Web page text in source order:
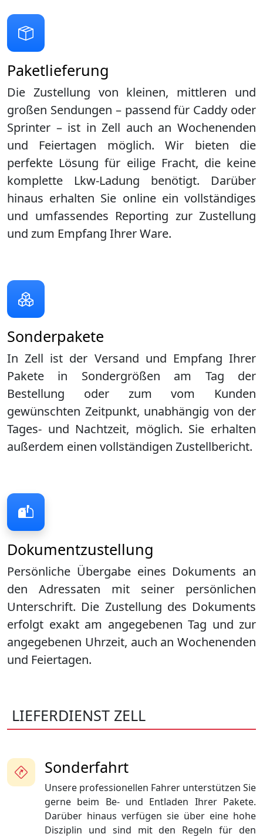
Dokumentzustellung
Persönliche Übergabe eines Dokuments an
den Adressaten mit seiner persönlichen
Unterschrift. Die Zustellung des Dokuments
erfolgt exakt am angegebenen Tag und zur
angegebenen Uhrzeit, auch an Wochenenden
und Feiertagen.
Paketlieferung
Die Zustellung von kleinen, mittleren und
großen Sendungen – passend für Caddy oder
Sprinter – ist inZell auch an Wochenenden
und Feiertagen möglich. Wir bieten die
perfekte Lösung für eilige Fracht, die keine
komplette Lkw-Ladung benötigt. Darüber
hinaus erhalten Sie online ein vollständiges
und umfassendes Reporting zur Zustellung
und zum Empfang Ihrer Ware.
Sonderpakete
In Zell ist der Versand und Empfang Ihrer
Pakete in Sondergrößen am Tag der
Bestellung oder zum vom Kunden
gewünschten Zeitpunkt, unabhängig von der
Tages- und Nachtzeit, möglich. Sie erhalten
außerdem einen vollständigen Zustellbericht.
LIEFERDIENST ZELL
Sonderfahrt
Unsere professionellen Fahrer unterstützen Sie
gerne beim Be- und Entladen Ihrer Pakete.
Darüber hinaus verfügen sie über eine hohe
Disziplin und sind mit den Regeln für den